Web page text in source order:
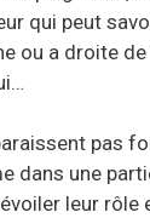
qui peut
ou a droite
pas
dans une
leur rôle